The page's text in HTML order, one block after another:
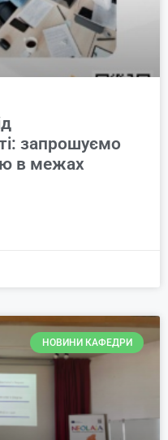
запрошуємо
в межах
НОВИНИ КАФЕДРИ